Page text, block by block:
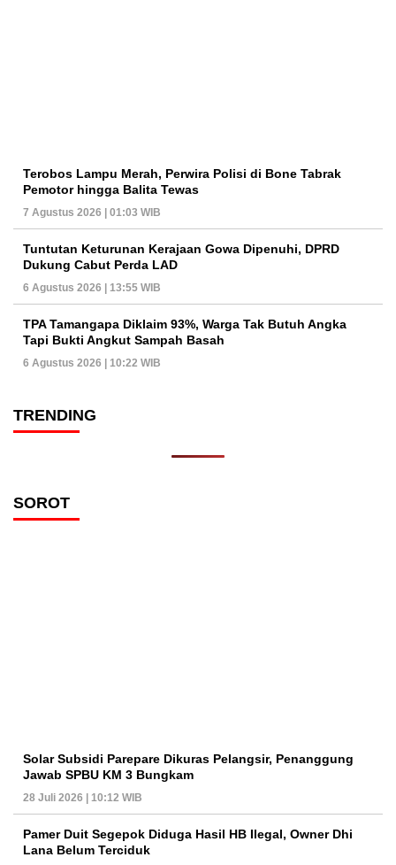
Terobos Lampu Merah, Perwira Polisi di Bone Tabrak
Pemotor hingga Balita Tewas
7 Agustus 2026 | 01:03 WIB
Tuntutan Keturunan Kerajaan Gowa Dipenuhi, DPRD
Dukung Cabut Perda LAD
6 Agustus 2026 | 13:55 WIB
TPA Tamangapa Diklaim 93%, Warga Tak Butuh Angka
Tapi Bukti Angkut Sampah Basah
6 Agustus 2026 | 10:22 WIB
TRENDING
SOROT
Solar Subsidi Parepare Dikuras Pelangsir, Penanggung
Jawab SPBU KM 3 Bungkam
28 Juli 2026 | 10:12 WIB
Pamer Duit Segepok Diduga Hasil HB Ilegal, Owner Dhi
Lana Belum Terciduk